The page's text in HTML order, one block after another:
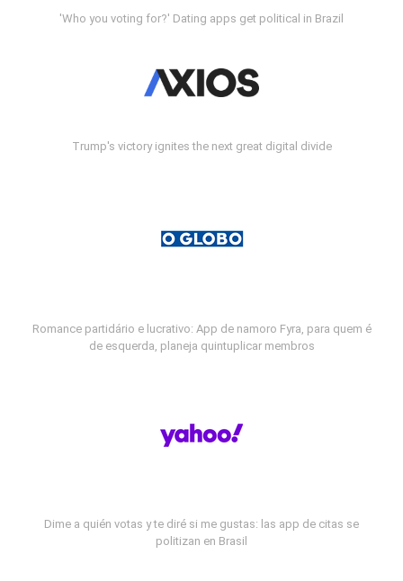
'Who you voting for?' Dating apps get political in Brazil
Trump's victory ignites the next great digital divide
Romance partidário e lucrativo: App de namoro Fyra, para quem é
de esquerda, planeja quintuplicar membros
Dime a quién votas y te diré si me gustas: las app de citas se
politizan en Brasil